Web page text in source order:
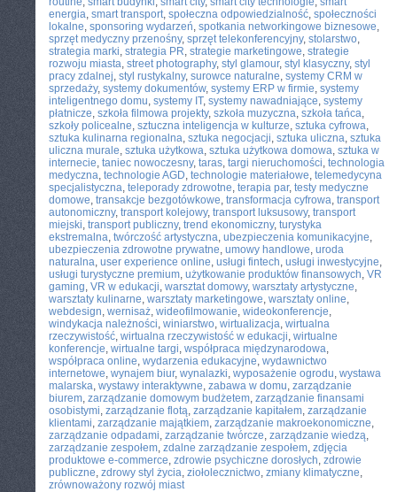
energia, smart transport, społeczna odpowiedzialność, społeczności
lokalne, sponsoring wydarzeń, spotkania networkingowe biznesowe,
sprzęt medyczny przenośny, sprzęt telekonferencyjny, stolarstwo,
strategia marki, strategia PR, strategie marketingowe, strategie
rozwoju miasta, street photography, styl glamour, styl klasyczny, styl
pracy zdalnej, styl rustykalny, surowce naturalne, systemy CRM w
sprzedaży, systemy dokumentów, systemy ERP w firmie, systemy
inteligentnego domu, systemy IT, systemy nawadniające, systemy
płatnicze, szkoła filmowa projekty, szkoła muzyczna, szkoła tańca,
szkoły policealne, sztuczna inteligencja w kulturze, sztuka cyfrowa,
sztuka kulinarna regionalna, sztuka negocjacji, sztuka uliczna, sztuka
uliczna murale, sztuka użytkowa, sztuka użytkowa domowa, sztuka w
internecie, taniec nowoczesny, taras, targi nieruchomości, technologia
medyczna, technologie AGD, technologie materiałowe, telemedycyna
specjalistyczna, teleporady zdrowotne, terapia par, testy medyczne
domowe, transakcje bezgotówkowe, transformacja cyfrowa, transport
autonomiczny, transport kolejowy, transport luksusowy, transport
miejski, transport publiczny, trend ekonomiczny, turystyka
ekstremalna, twórczość artystyczna, ubezpieczenia komunikacyjne,
ubezpieczenia zdrowotne prywatne, umowy handlowe, uroda
naturalna, user experience online, usługi fintech, usługi inwestycyjne,
usługi turystyczne premium, użytkowanie produktów finansowych, VR
gaming, VR w edukacji, warsztat domowy, warsztaty artystyczne,
warsztaty kulinarne, warsztaty marketingowe, warsztaty online,
webdesign, wernisaż, wideofilmowanie, wideokonferencje,
windykacja należności, winiarstwo, wirtualizacja, wirtualna
rzeczywistość, wirtualna rzeczywistość w edukacji, wirtualne
konferencje, wirtualne targi, współpraca międzynarodowa,
współpraca online, wydarzenia edukacyjne, wydawnictwo
internetowe, wynajem biur, wynalazki, wyposażenie ogrodu, wystawa
malarska, wystawy interaktywne, zabawa w domu, zarządzanie
biurem, zarządzanie domowym budżetem, zarządzanie finansami
osobistymi, zarządzanie flotą, zarządzanie kapitałem, zarządzanie
klientami, zarządzanie majątkiem, zarządzanie makroekonomiczne,
zarządzanie odpadami, zarządzanie twórcze, zarządzanie wiedzą,
zarządzanie zespołem, zdalne zarządzanie zespołem, zdjęcia
produktowe e-commerce, zdrowie psychiczne dorosłych, zdrowie
publiczne, zdrowy styl życia, ziołolecznictwo, zmiany klimatyczne,
zrównoważony rozwój miast